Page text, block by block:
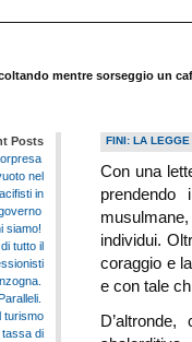
mentre sorseggio un
Posts
nel
in
siamo!
tutto il
Paralleli.
turismo
tassa di
FINI: LA LEGGE
Con una
individui.
coraggio e
e con tale